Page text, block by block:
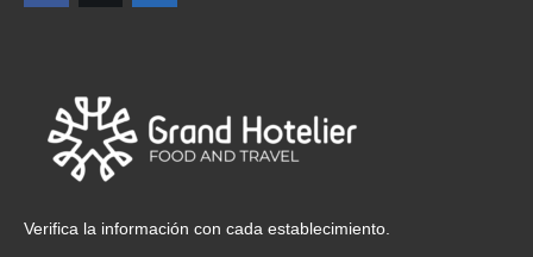
Verifica la información con cada establecimiento.